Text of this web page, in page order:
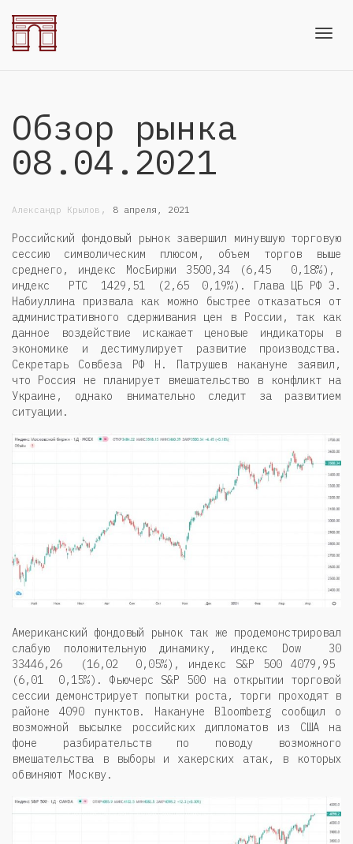
Обзор рынка
08.04.2021
Александр Крылов , 8 апреля, 2021
Российский фондовый рынок завершил минувшую торговую
сессию символическим плюсом, объем торгов выше
среднего, индекс МосБиржи 3500,34 (6,45 0,18%),
индекс РТС 1429,51 (2,65 0,19%). Глава ЦБ РФ Э.
Набиуллина призвала как можно быстрее отказаться от
административного сдерживания цен в России, так как
данное воздействие искажает ценовые индикаторы в
экономике и дестимулирует развитие производства.
Секретарь Совбеза РФ Н. Патрушев накануне заявил,
что Россия не планирует вмешательство в конфликт на
Украине, однако внимательно следит за развитием
ситуации.
Американский фондовый рынок так же продемонстрировал
слабую положительную динамику, индекс Dow 30
33446,26 (16,02 0,05%), индекс S&P 500 4079,95
(6,01 0,15%). Фьючерс S&P 500 на открытии торговой
сессии демонстрирует попытки роста, торги проходят в
районе 4090 пунктов. Накануне Bloomberg сообщил о
возможной высылке российских дипломатов из США на
фоне разбирательств по поводу возможного
вмешательства в выборы и хакерских атак, в которых
обвиняют Москву.